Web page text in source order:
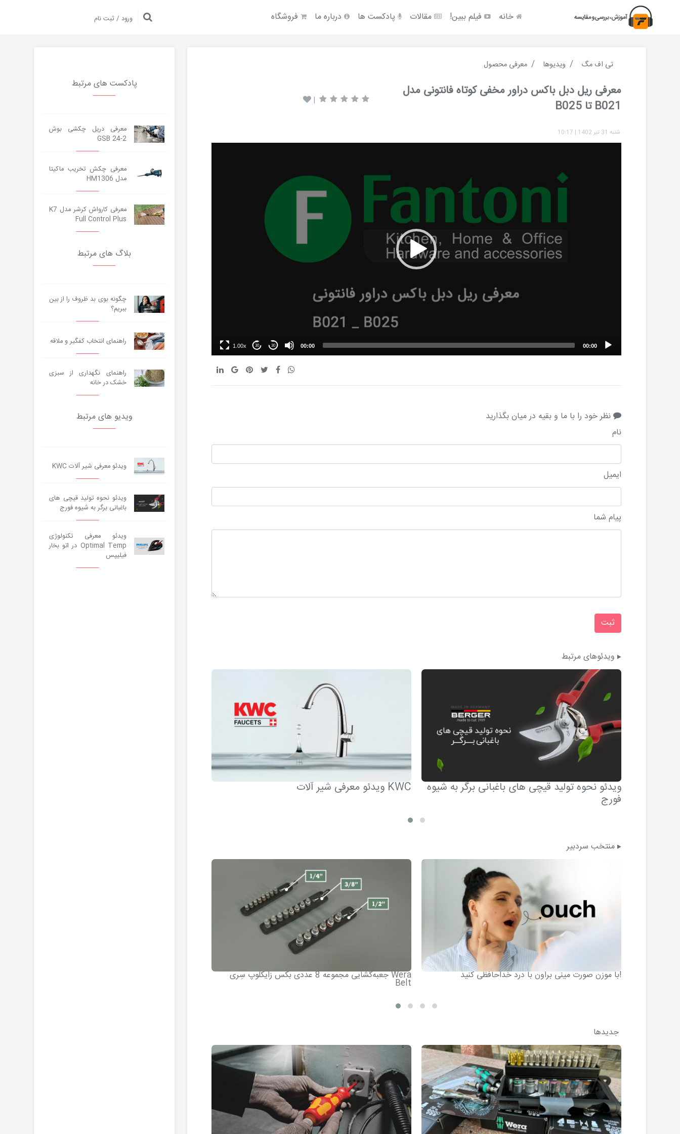
خانه فیلم ببین! مقالات پادکست ها درباره ما فروشگاه ورود / ثبت نام
تی اف مگ ویدیوها معرفی محصول
معرفی ریل دبل باکس دراور مخفی کوتاه فانتونی مدل
B021 تا B025
شنبه 31 تیر 1402 |
10:17
|
Video
00:00
00:00
30
30
1.00x
نظر خود را با ما و بقیه در میان بگذارید
نام
ایمیل
پیام شما
ویدئوهای مرتبط
ویدئو معرفی شیر آلات KWC ویدئو نحوه تولید قیچی های باغبانی برگر به شیوه
فورج
منتخب سردبیر
جعبه‌گشایی مجموعه 8 عددی بکس زایکلوپ سِری Wera
Belt
با موزن صورت مینی براون با درد خداحافظی کنید!
جدیدها
پادکست های مرتبط
معرفی دریل چکشی بوش
GSB 24-2
معرفی چکش تخریب ماکیتا
مدل HM1306
معرفی کارواش کرشر مدل K7
Full Control Plus
بلاگ های مرتبط
چگونه بوی بد ظروف را از بین
ببریم؟
راهنمای انتخاب کفگیر و ملاقه
راهنمای نگهداری از سبزی
خشک در خانه
ویدیو های مرتبط
ویدئو معرفی شیر آلات KWC
ویدئو نحوه تولید قیچی های
باغبانی برگر به شیوه فورج
ویدئو معرفی تکنولوژی
Optimal Temp در اتو بخار
فیلیپس